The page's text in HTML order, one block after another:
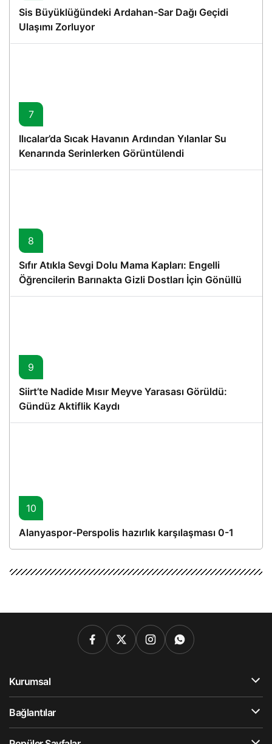
Sis Büyüklüğündeki Ardahan-Sar Dağı Geçidi
Ulaşımı Zorluyor
7
Ilıcalar’da Sıcak Havanın Ardından Yılanlar Su
Kenarında Serinlerken Görüntülendi
8
Sıfır Atıkla Sevgi Dolu Mama Kapları: Engelli
Öğrencilerin Barınakta Gizli Dostları İçin Gönüllü
Proje
9
Siirt’te Nadide Mısır Meyve Yarasası Görüldü:
Gündüz Aktiflik Kaydı
10
Alanyaspor-Perspolis hazırlık karşılaşması 0-1
Kurumsal
Bağlantılar